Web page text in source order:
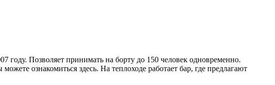
Позволяет принимать на борту до 150 человек одновременно.
ознакомиться здесь. На теплоходе работает бар, где предлагают